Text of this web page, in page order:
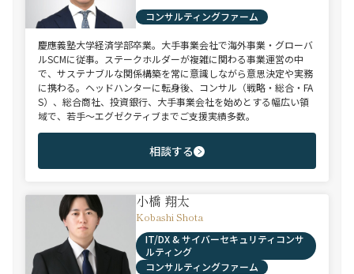
コンサルティングファーム
慶應義塾大学経済学部卒業。大手事業会社で海外事業・グローバ
ルSCMに従事。ステークホルダーが複雑に関わる事業運営の中
で、サステナブルな関係構築を常に意識しながら意思決定や実務
に携わる。ヘッドハンターに転身後、コンサル（戦略・総合・FA
S）、総合商社、投資銀行、大手事業会社を始めとする幅広い領
域で、若手～エグゼクティブまでご支援実績多数。
相談する
小橋 翔太
Kobashi Shota
IT/DX & サイバーセキュリティコンサ
ルティング
コンサルティングファーム